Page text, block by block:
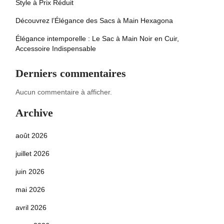
Style à Prix Réduit
Découvrez l’Élégance des Sacs à Main Hexagona
Élégance intemporelle : Le Sac à Main Noir en Cuir,
Accessoire Indispensable
Derniers commentaires
Aucun commentaire à afficher.
Archive
août 2026
juillet 2026
juin 2026
mai 2026
avril 2026